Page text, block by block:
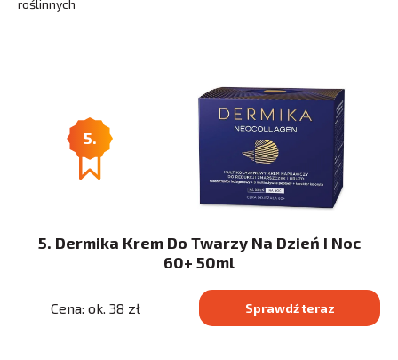
roślinnych
5.
5. Dermika Krem Do Twarzy Na Dzień I Noc
60+ 50ml
Cena: ok. 38 zł Sprawdź teraz